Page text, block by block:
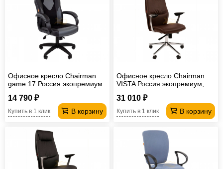
Офисное кресло Chairman
game 17 Россия экопремиум
14 790 ₽
В корзину
Купить в 1 клик
Офисное кресло Chairman
VISTA Россия экопремиум,
31 010 ₽
В корзину
Купить в 1 клик